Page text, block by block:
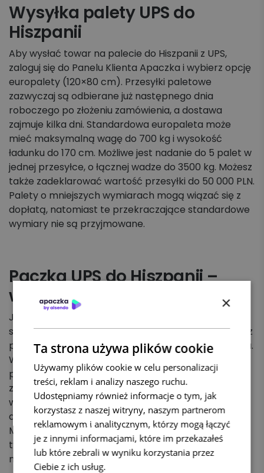
Wysyłka palety UPS do
Hiszpanii
Aby wysłać towar na palecie do Hiszpanii z UPS,
zaloguj się do Panelu Klienta Apaczka i wybierz opcję
europalety (120×80 cm). Przesyłki paletowe
zazwyczaj są odbierane już następnego dnia
roboczego po złożeniu zamówienia, a dostawa
zajmuje kilka dni. Standardowa europaleta może
mieć maksymalną wagę do 700 kg i wysokość
ładunku do 170 cm. Możliwe jest nadanie do 5 palet w
jednej przesyłce, o łącznej wadze do 3500 kg. Możesz
także zadeklarować wartość przesyłki do 50 000 PLN.
Palety o mniejszych wymiarach mogą wiązać się z
dopłatą, natomiast te przekraczające standardowe
wymiary nie są przyjmowane.
Paczka UPS do Hiszpanii –
wycena indywidualna
Jeśli Twoja paczka do Hiszpanii przekracza
standardowe wymiary lub wagę akceptowaną przez
przewoźnika, konieczna będzie indywidualna wycena.
W tym celu zaloguj się do Panelu Klienta Apaczka,
przejdź do zakładki „Formularz kontaktowy” i dodaj
zgłoszenie. Każdy parametr przesyłki, taki jak
wymiary i waga, jest oceniany osobno, aby
dostosować najlepsze rozwiązanie transportowe.
Możesz również ubezpieczyć paczkę do kwoty 200
tys. zł. Czas dostawy zależy od dostępnych
możliwości logistycznych przewoźnika.
×
Ta strona używa plików cookie
Używamy plików cookie w celu personalizacji
treści, reklam i analizy naszego ruchu.
Udostępniamy również informacje o tym, jak
korzystasz z naszej witryny, naszym partnerom
reklamowym i analitycznym, którzy mogą łączyć
je z innymi informacjami, które im przekazałeś
lub które zebrali w wyniku korzystania przez
Ciebie z ich usług.